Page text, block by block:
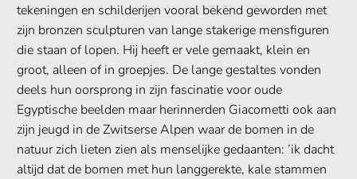
tekeningen en schilderijen vooral bekend geworden met
zijn bronzen sculpturen van lange stakerige mensfiguren
die staan of lopen. Hij heeft er vele gemaakt, klein en
groot, alleen of in groepjes. De lange gestaltes vonden
deels hun oorsprong in zijn fascinatie voor oude
Egyptische beelden maar herinnerden Giacometti ook aan
zijn jeugd in de Zwitserse Alpen waar de bomen in de
natuur zich lieten zien als menselijke gedaanten: ’ik dacht
altijd dat de bomen met hun langgerekte, kale stammen